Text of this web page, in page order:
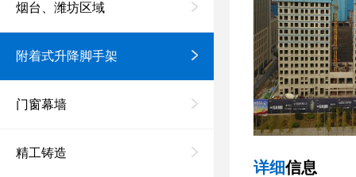
烟台、潍坊区域
附着式升降脚手架
门窗幕墙
精工铸造
详细信息